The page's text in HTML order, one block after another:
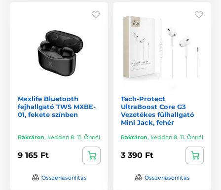
Maxlife Bluetooth
fejhallgató TWS MXBE-
01, fekete színben
Raktáron, kedden 8. 11. Önnél
9 165 Ft
Összehasonlítás
Tech-Protect
UltraBoost Core G3
Vezetékes fülhallgató
Mini Jack, fehér
Raktáron, kedden 8. 11. Önnél
3 390 Ft
Összehasonlítás